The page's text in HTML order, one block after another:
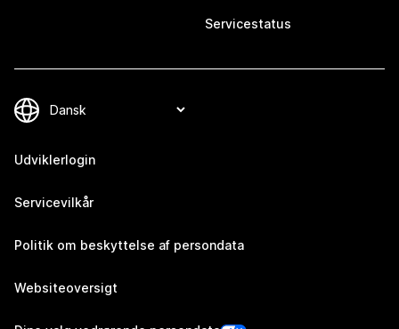
Servicestatus
Udviklerlogin
Servicevilkår
Politik om beskyttelse af persondata
Websiteoversigt